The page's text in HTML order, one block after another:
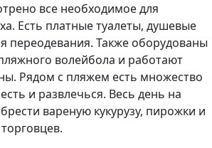
все необходимое для
Есть платные туалеты, душевые
переодевания. Также оборудованы
волейбола и работают
Рядом с пляжем есть множество
и развлечься. Весь день на
вареную кукурузу, пирожки и